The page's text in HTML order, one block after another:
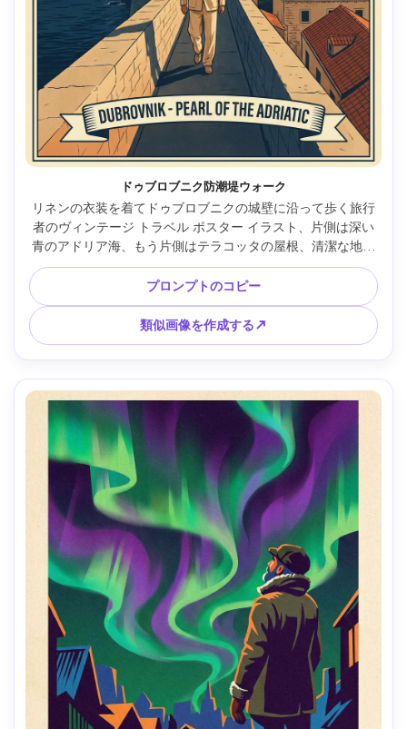
ドゥブロブニク防潮堤ウォーク
リネンの衣装を着てドゥブロブニクの城壁に沿って歩く旅行
者のヴィンテージ トラベル ポスター イラスト、片側は深い
青のアドリア海、もう片側はテラコッタの屋根、清潔な地平
線、限定パレット、クラシックなポスター フレーミング、微
妙なハーフトーン、上部の空白のタイトル パネル、85mm レ
ンズ、浅い被写界深度、柔らかい映画のような照明 --ar 4:5
プロンプトのコピー
類似画像を作成する↗